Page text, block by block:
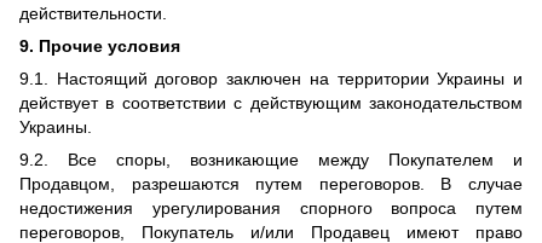
действительности.
9. Прочие условия
9.1. Настоящий договор заключен на территории Украины и
действует в соответствии с действующим законодательством
Украины.
9.2. Все споры, возникающие между Покупателем и
Продавцом, разрешаются путем переговоров. В случае
недостижения урегулирования спорного вопроса путем
переговоров, Покупатель и/или Продавец имеют право